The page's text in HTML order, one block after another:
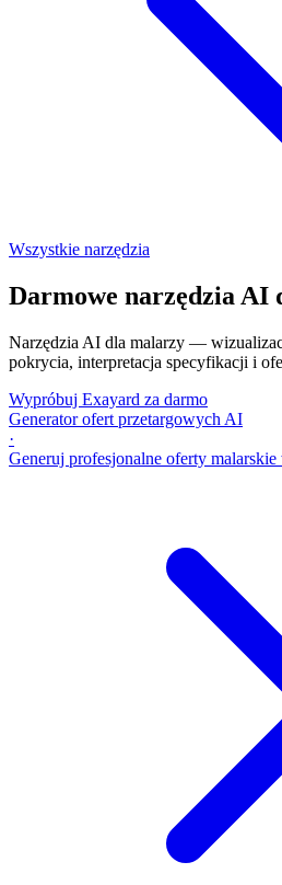
Wszystkie narzędzia
Darmowe narzędzia AI
Narzędzia AI dla malarzy —
pokrycia, interpretacja specyfikacji i
Wypróbuj Exayard za darmo
Generator ofert przetargowych AI
·
Generuj profesjonalne oferty